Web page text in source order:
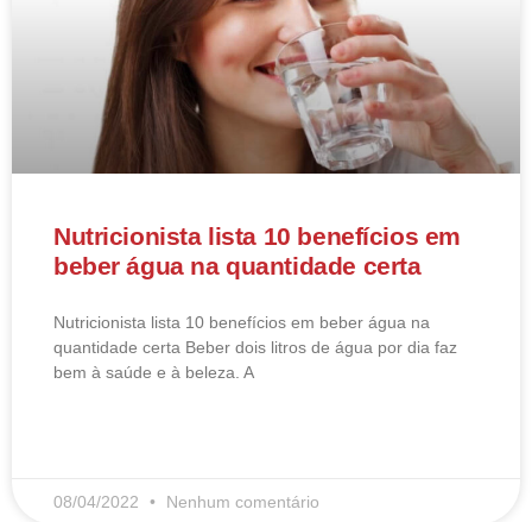
Nutricionista lista 10 benefícios em
beber água na quantidade certa
Nutricionista lista 10 benefícios em beber água na
quantidade certa Beber dois litros de água por dia faz
bem à saúde e à beleza. A
08/04/2022 Nenhum comentário